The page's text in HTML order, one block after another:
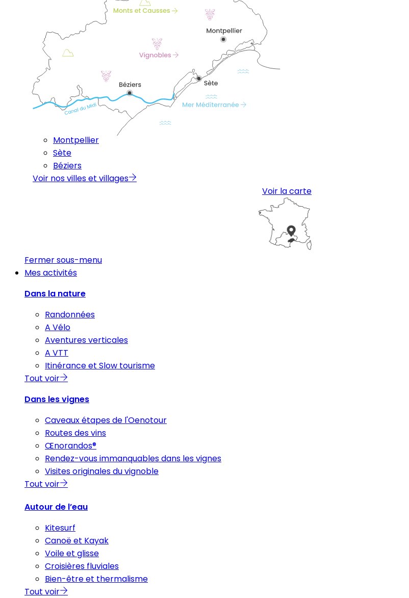
Montpellier
Sète
Béziers
Voir nos villes et villages
Voir la carte
Fermer sous-menu
Mes activités
Dans la nature
Randonnées
A Vélo
Aventures verticales
A VTT
Itinérance et Slow tourisme
Tout voir
Dans les vignes
Caveaux étapes de l'Oenotour
Routes des vins
Œnorandos®
Rendez-vous immanquables dans les vignes
Visites originales du vignoble
Tout voir
Autour de l’eau
Kitesurf
Canoë et Kayak
Voile et glisse
Croisières fluviales
Bien-être et thermalisme
Tout voir